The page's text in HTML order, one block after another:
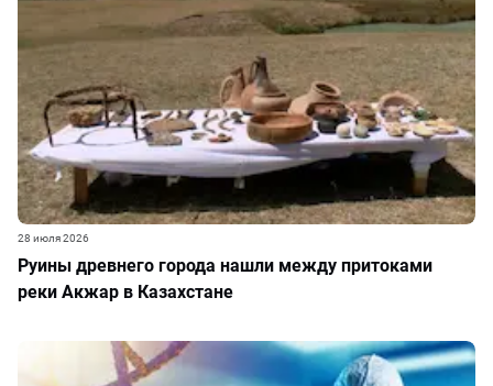
Руины древнего города нашли между притоками
реки Акжар в Казахстане
28 июля 2026